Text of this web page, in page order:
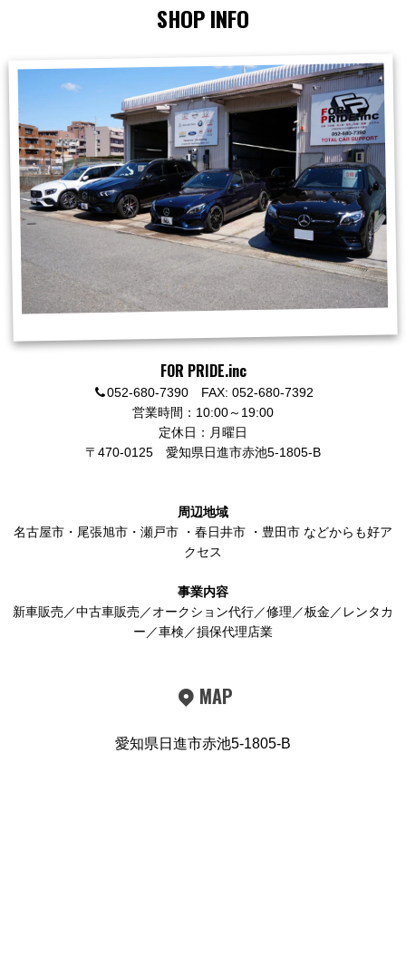
SHOP INFO
FOR PRIDE.inc
052-680-7390 FAX: 052-680-7392
営業時間：10:00～19:00
定休日：月曜日
〒470-0125 愛知県日進市赤池5-1805-B
周辺地域
名古屋市 ・ 尾張旭市 ・ 瀬戸市 ・ 春日井市 ・ 豊田市 などからも好ア
クセス
事業内容
新車販売／中古車販売／オークション代行／修理／板金／レンタカ
ー／車検／損保代理店業
MAP
愛知県日進市赤池5-1805-B